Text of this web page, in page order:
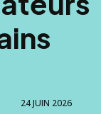
24 JUIN 2026